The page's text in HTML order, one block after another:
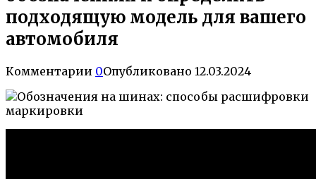
подходящую модель для вашего
автомобиля
Комментарии 0Опубликовано 12.03.2024